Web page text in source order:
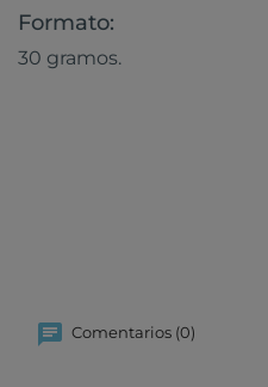
Formato:
30 gramos.
Comentarios (0)